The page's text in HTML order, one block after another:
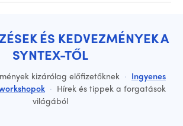
ÉS KEDVEZMÉNYEK A
SYNTEX-TŐL
kizárólag előfizetőknek · Ingyenes
· Hírek és tippek a forgatások
világából